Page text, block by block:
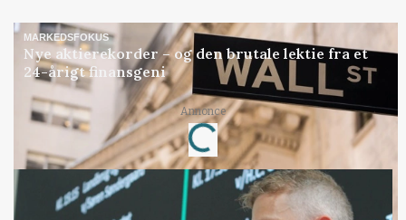
MARKEDSFOKUS
Nye aktierekorder – og den brutale lektie fra et
24-årigt finansgeni
Annonce
Loading...